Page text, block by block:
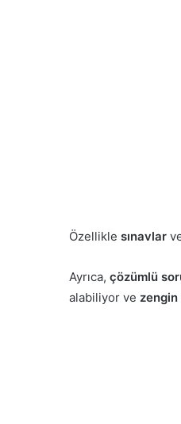
Özellikle sınavlar
Ayrıca, çözümlü
alabiliyor ve